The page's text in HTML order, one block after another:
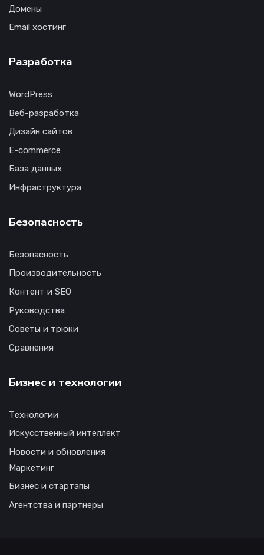
Домены
Email хостинг
Разработка
WordPress
Веб-разработка
Дизайн сайтов
E-commerce
База данных
Инфраструктура
Безопасность
Безопасность
Производительность
Контент и SEO
Руководства
Советы и трюки
Сравнения
Бизнес и технологии
Технологии
Искусственный интеллект
Новости и обновления
Маркетинг
Бизнес и стартапы
Агентства и партнеры